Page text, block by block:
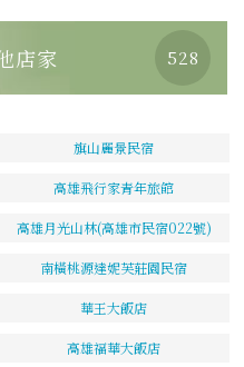
店家 528
旗山麗景民宿
高雄飛行家青年旅館
高雄月光山林(高雄市民宿022號)
南橫桃源達妮芙莊園民宿
華王大飯店
高雄福華大飯店